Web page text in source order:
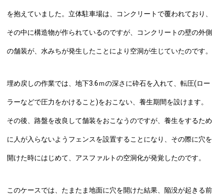
を抱えていました。立体駐車場は、コンクリートで覆われており、
その中に構造物が作られているのですが、コンクリートの壁の外側
の舗装が、水みちが発生したことにより空洞が生じていたのです。
埋め戻しの作業では、地下3.6ｍの深さに砕石を入れて、転圧(ロー
ラーなどで圧力をかけること)をおこない、養生期間を設けます。
その後、路盤を改良して舗装をおこなうのですが、養生をするため
に人が入らないようフェンスを設置することになり、その際に穴を
開けた時にはじめて、アスファルトの空洞化が発覚したのです。
このケースでは、たまたま地面に穴を開けた結果、陥没が起きる前